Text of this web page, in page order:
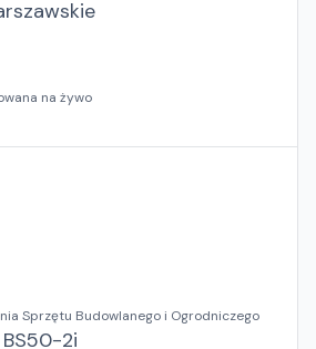
na żywo
Sprzętu Budowlanego i Ogrodniczego
2i